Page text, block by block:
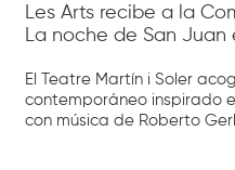
Les Arts recibe a la
La noche de San Juan
El Teatre Martín i Soler
contemporáneo inspirado
con música de Roberto